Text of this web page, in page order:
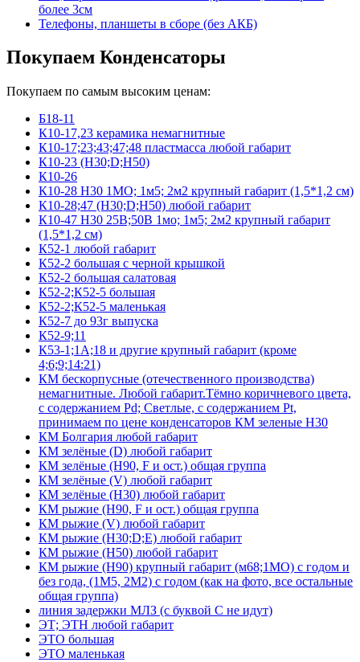
более 3см
Телефоны, планшеты в сборе (без АКБ)
Покупаем Конденсаторы
Покупаем по самым высоким ценам:
Б18-11
К10-17,23 керамика немагнитные
К10-17;23;43;47;48 пластмасса любой габарит
К10-23 (Н30;D;Н50)
К10-26
К10-28 Н30 1МО; 1м5; 2м2 крупный габарит (1,5*1,2 см)
К10-28;47 (Н30;D;Н50) любой габарит
К10-47 Н30 25В;50В 1мо; 1м5; 2м2 крупный габарит
(1,5*1,2 см)
К52-1 любой габарит
К52-2 большая с черной крышкой
К52-2 большая салатовая
К52-2;К52-5 большая
К52-2;К52-5 маленькая
К52-7 до 93г выпуска
К52-9;11
К53-1;1А;18 и другие крупный габарит (кроме
4;6;9;14:21)
КМ бескорпусные (отечественного производства)
немагнитные. Любой габарит.Тёмно коричневого цвета,
с содержанием Pd; Светлые, с содержанием Pt,
принимаем по цене конденсаторов КМ зеленые Н30
КМ Болгария любой габарит
КМ зелёные (D) любой габарит
КМ зелёные (H90, F и ост.) общая группа
КМ зелёные (V) любой габарит
КМ зелёные (Н30) любой габарит
КМ рыжие (H90, F и ост.) общая группа
КМ рыжие (V) любой габарит
КМ рыжие (Н30;D;E) любой габарит
КМ рыжие (Н50) любой габарит
КМ рыжие (Н90) крупный габарит (м68;1МО) с годом и
без года, (1М5, 2М2) с годом (как на фото, все остальные
общая группа)
линия задержки МЛЗ (с буквой С не идут)
ЭТ; ЭТН любой габарит
ЭТО большая
ЭТО маленькая